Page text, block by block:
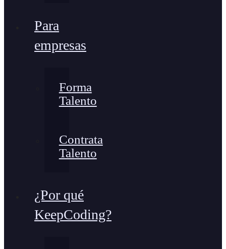
Para
empresas
Forma
Talento
Contrata
Talento
¿Por qué
KeepCoding?